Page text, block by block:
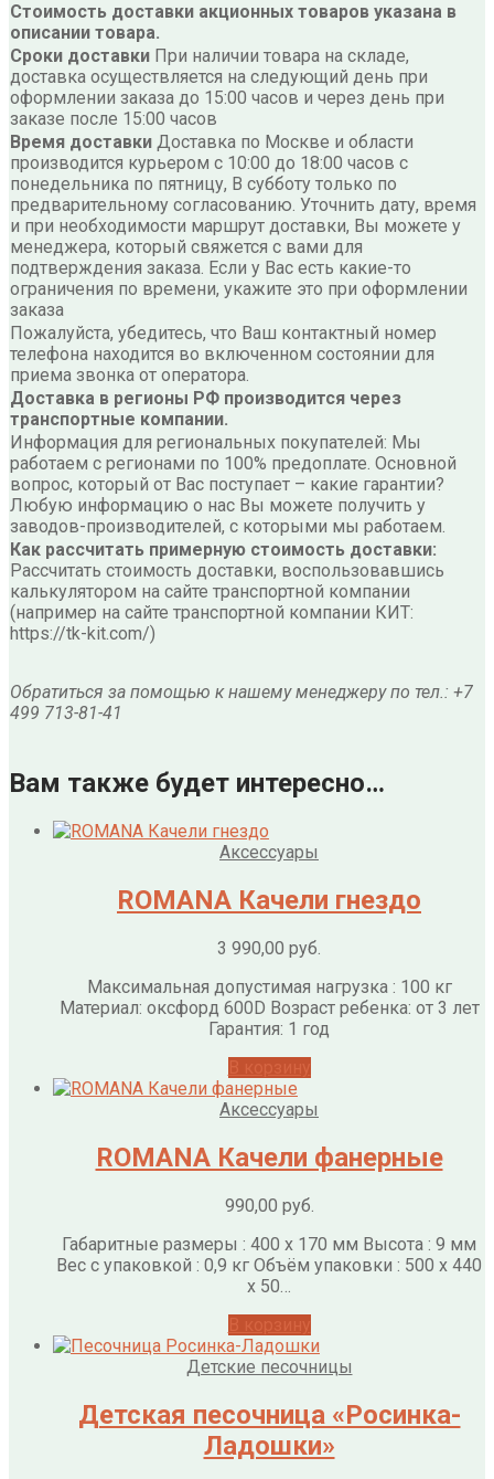
Стоимость доставки акционных товаров указана в
описании товара.
Сроки доставки При наличии товара на складе,
доставка осуществляется на следующий день при
оформлении заказа до 15:00 часов и через день при
заказе после 15:00 часов
Время доставки Доставка по Москве и области
производится курьером с 10:00 до 18:00 часов с
понедельника по пятницу, В субботу только по
предварительному согласованию. Уточнить дату, время
и при необходимости маршрут доставки, Вы можете у
менеджера, который свяжется с вами для
подтверждения заказа. Если у Вас есть какие-то
ограничения по времени, укажите это при оформлении
заказа
Пожалуйста, убедитесь, что Ваш контактный номер
телефона находится во включенном состоянии для
приема звонка от оператора.
Доставка в регионы РФ производится через
транспортные компании.
Информация для региональных покупателей: Мы
работаем с регионами по 100% предоплате. Основной
вопрос, который от Вас поступает – какие гарантии?
Любую информацию о нас Вы можете получить у
заводов-производителей, с которыми мы работаем.
Как рассчитать примерную стоимость доставки:
Рассчитать стоимость доставки, воспользовавшись
калькулятором на сайте транспортной компании
(например на сайте транспортной компании КИТ:
https://tk-kit.com/)
Обратиться за помощью к нашему менеджеру по тел.: +7
499 713-81-41
Вам также будет интересно…
Аксессуары
ROMANA Качели гнездо
3 990,00 руб.
Максимальная допустимая нагрузка : 100 кг
Материал: оксфорд 600D Возраст ребенка: от 3 лет
Гарантия: 1 год
Аксессуары
ROMANA Качели фанерные
990,00 руб.
Габаритные размеры : 400 x 170 мм Высота : 9 мм
Вес с упаковкой : 0,9 кг Объём упаковки : 500 x 440
x 50…
Детские песочницы
Детская песочница «Росинка-
Ладошки»